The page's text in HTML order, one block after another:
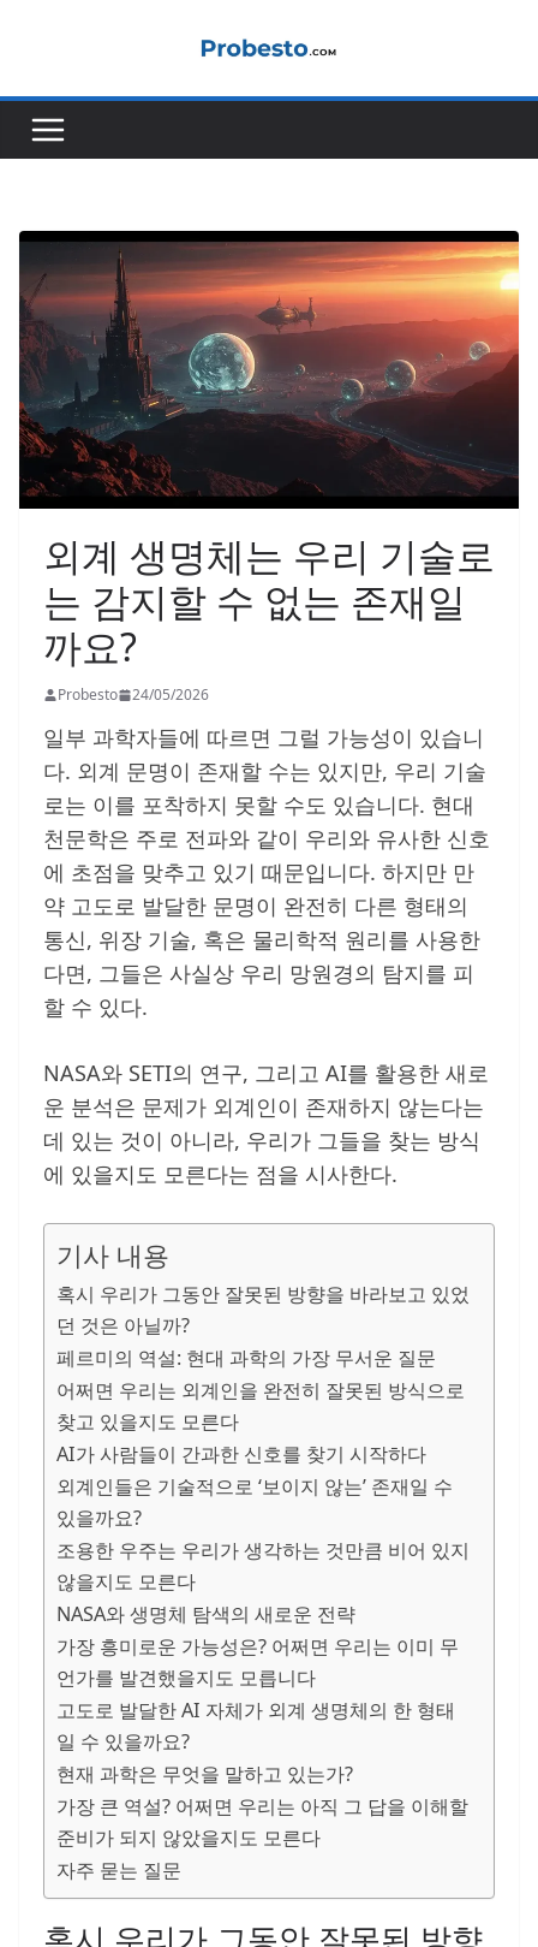
기
외계 생명체는 우리 기술로
는 감지할 수 없는 존재일
까요?
Probesto 24/05/2026
일부 과학자들에 따르면 그럴 가능성이 있습니
다. 외계 문명이 존재할 수는 있지만, 우리 기술
로는 이를 포착하지 못할 수도 있습니다. 현대
천문학은 주로 전파와 같이 우리와 유사한 신호
에 초점을 맞추고 있기 때문입니다. 하지만 만
약 고도로 발달한 문명이 완전히 다른 형태의
통신, 위장 기술, 혹은 물리학적 원리를 사용한
다면, 그들은 사실상 우리 망원경의 탐지를 피
할 수 있다.
NASA와 SETI의 연구, 그리고 AI를 활용한 새로
운 분석은 문제가 외계인이 존재하지 않는다는
데 있는 것이 아니라, 우리가 그들을 찾는 방식
에 있을지도 모른다는 점을 시사한다.
기사 내용
혹시 우리가 그동안 잘못된 방향을 바라보고 있었
던 것은 아닐까?
페르미의 역설: 현대 과학의 가장 무서운 질문
어쩌면 우리는 외계인을 완전히 잘못된 방식으로
찾고 있을지도 모른다
AI가 사람들이 간과한 신호를 찾기 시작하다
외계인들은 기술적으로 ‘보이지 않는’ 존재일 수
있을까요?
조용한 우주는 우리가 생각하는 것만큼 비어 있지
않을지도 모른다
NASA와 생명체 탐색의 새로운 전략
가장 흥미로운 가능성은? 어쩌면 우리는 이미 무
언가를 발견했을지도 모릅니다
고도로 발달한 AI 자체가 외계 생명체의 한 형태
일 수 있을까요?
현재 과학은 무엇을 말하고 있는가?
가장 큰 역설? 어쩌면 우리는 아직 그 답을 이해할
준비가 되지 않았을지도 모른다
자주 묻는 질문